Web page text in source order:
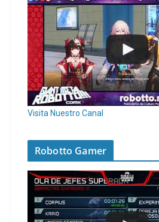
Visita Nuestro Canal
Robotto Gamer